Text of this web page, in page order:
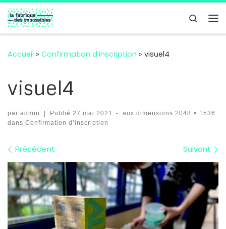
Passer au contenu
Search
Accueil » Confirmation d’inscription » visuel4
visuel4
par admin | Publié 27 mai 2021 - aux dimensions 2048 × 1536
dans Confirmation d’inscription
Navigation des images
Précédent Suivant